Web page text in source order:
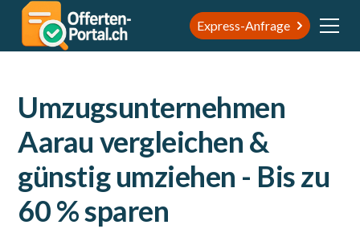
Express-Anfrage
Umzugsunternehmen
Aarau vergleichen &
günstig umziehen - Bis zu
60 % sparen